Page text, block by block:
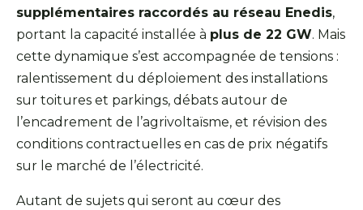
supplémentaires raccordés au réseau Enedis,
portant la capacité installée à plus de 22 GW. Mais
cette dynamique s’est accompagnée de tensions :
ralentissement du déploiement des installations
sur toitures et parkings, débats autour de
l’encadrement de l’agrivoltaïsme, et révision des
conditions contractuelles en cas de prix négatifs
sur le marché de l’électricité.
Autant de sujets qui seront au cœur des